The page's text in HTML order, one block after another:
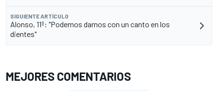
SIGUIENTE ARTÍCULO
Alonso, 11º: "Podemos darnos con un canto en los
dientes"
MEJORES COMENTARIOS